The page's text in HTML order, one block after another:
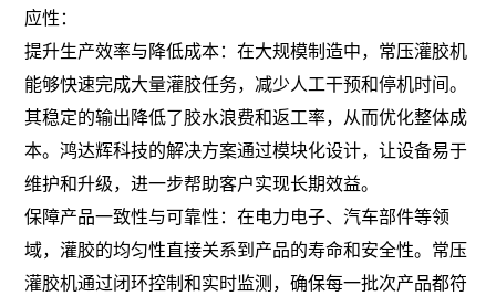
应性：
提升生产效率与降低成本：在大规模制造中，常压灌胶机
能够快速完成大量灌胶任务，减少人工干预和停机时间。
其稳定的输出降低了胶水浪费和返工率，从而优化整体成
本。鸿达辉科技的解决方案通过模块化设计，让设备易于
维护和升级，进一步帮助客户实现长期效益。
保障产品一致性与可靠性：在电力电子、汽车部件等领
域，灌胶的均匀性直接关系到产品的寿命和安全性。常压
灌胶机通过闭环控制和实时监测，确保每一批次产品都符